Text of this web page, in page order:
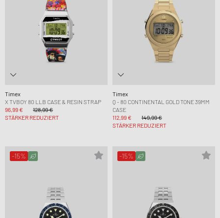
Timex
X TVBOY 80 LLB CASE & RESIN STRAP
96,99 €
128,99 €
STÄRKER REDUZIERT
Timex
Q - 80 CONTINENTAL GOLD TONE 39MM
CASE
112,99 €
149,99 €
STÄRKER REDUZIERT
-15% -15%